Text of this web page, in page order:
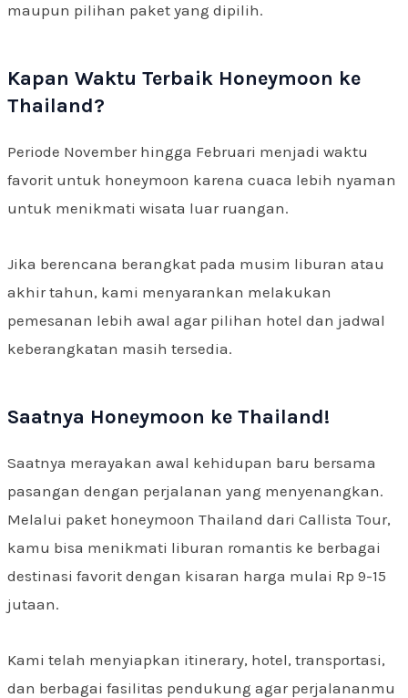
maupun pilihan paket yang dipilih.
Kapan Waktu Terbaik Honeymoon ke
Thailand?
Periode November hingga Februari menjadi waktu
favorit untuk honeymoon karena cuaca lebih nyaman
untuk menikmati wisata luar ruangan.
Jika berencana berangkat pada musim liburan atau
akhir tahun, kami menyarankan melakukan
pemesanan lebih awal agar pilihan hotel dan jadwal
keberangkatan masih tersedia.
Saatnya Honeymoon ke Thailand!
Saatnya merayakan awal kehidupan baru bersama
pasangan dengan perjalanan yang menyenangkan.
Melalui paket honeymoon Thailand dari Callista Tour,
kamu bisa menikmati liburan romantis ke berbagai
destinasi favorit dengan kisaran harga mulai Rp 9-15
jutaan.
Kami telah menyiapkan itinerary, hotel, transportasi,
dan berbagai fasilitas pendukung agar perjalananmu